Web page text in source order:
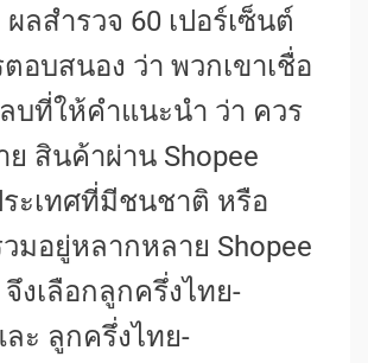
ลสำรวจ 60 เปอร์เซ็นต์
อบสนอง ว่า พวกเขาเชื่อ
บที่ให้คำแนะนำ ว่า ควร
สินค้าผ่าน Shopee
ะเทศที่มีชนชาติ หรือ
มอยู่หลากหลาย Shopee
งเลือกลูกครึ่งไทย-
ละ ลูกครึ่งไทย-